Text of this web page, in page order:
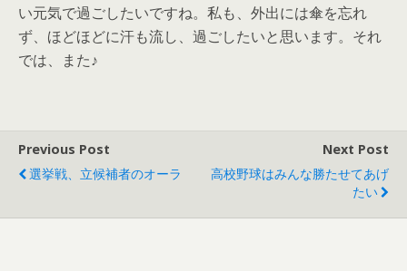
い元気で過ごしたいですね。私も、外出には傘を忘れ
ず、ほどほどに汗も流し、過ごしたいと思います。それ
では、また♪
Previous Post
選挙戦、立候補者のオーラ
Next Post
高校野球はみんな勝たせてあげ
たい